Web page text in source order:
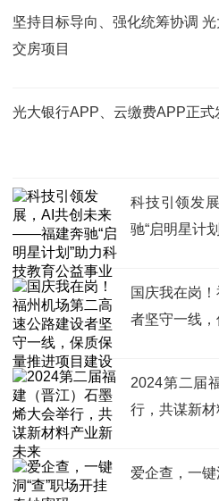
坚持目标导向、强化统筹协调
交房项目
光大银行APP、云缴费APP正
科技引领发
驰“启明星计
国庆我在岗
者坚守一线
2024第二届
行，共谋新
爱企查，一键